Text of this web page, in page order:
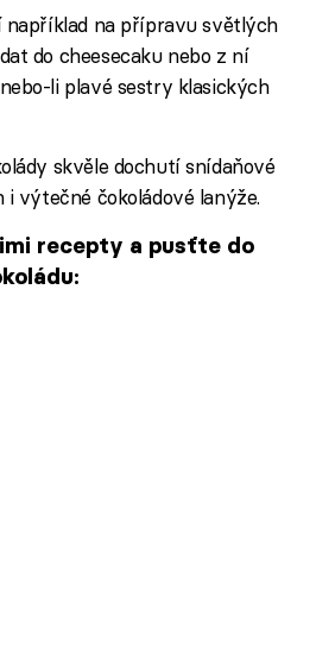
například na přípravu světlých
do cheesecaku nebo z ní
li plavé sestry klasických
skvěle dochutí snídaňové
i výtečné čokoládové lanýže.
recepty a pusťte do